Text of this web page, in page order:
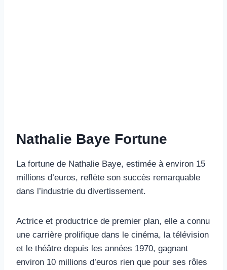
Nathalie Baye Fortune
La fortune de Nathalie Baye, estimée à environ 15
millions d’euros, reflète son succès remarquable
dans l’industrie du divertissement.
Actrice et productrice de premier plan, elle a connu
une carrière prolifique dans le cinéma, la télévision
et le théâtre depuis les années 1970, gagnant
environ 10 millions d’euros rien que pour ses rôles